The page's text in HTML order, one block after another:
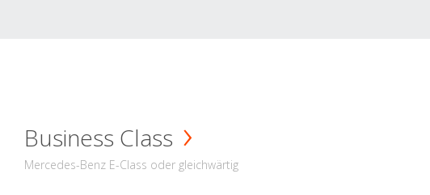
Business Class
Mercedes-Benz E-Class oder gleichwärtig